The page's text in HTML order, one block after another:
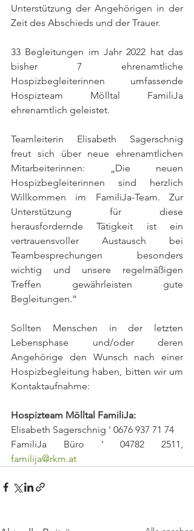
Unterstützung der Angehörigen in der
Zeit des Abschieds und der Trauer.
33 Begleitungen im Jahr 2022 hat das
bisher 7 ehrenamtliche
Hospizbegleiterinnen umfassende
Hospizteam Mölltal FamiliJa
ehrenamtlich geleistet.
Teamleiterin Elisabeth Sagerschnig
freut sich über neue ehrenamtlichen
Mitarbeiterinnen: „Die neuen
Hospizbegleiterinnen sind herzlich
Willkommen im FamiliJa-Team. Zur
Unterstützung für diese
herausfordernde Tätigkeit ist ein
vertrauensvoller Austausch bei
Teambesprechungen besonders
wichtig und unsere regelmäßigen
Treffen gewährleisten gute
Begleitungen.“
Sollten Menschen in der letzten
Lebensphase und/oder deren
Angehörige den Wunsch nach einer
Hospizbegleitung haben, bitten wir um
Kontaktaufnahme:
Hospizteam Mölltal FamiliJa:
Elisabeth Sagerschnig ' 0676 937 71 74
familija@rkm.at